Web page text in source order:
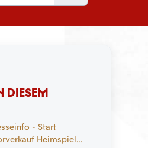
DIESEM
- Start
Heimspiel